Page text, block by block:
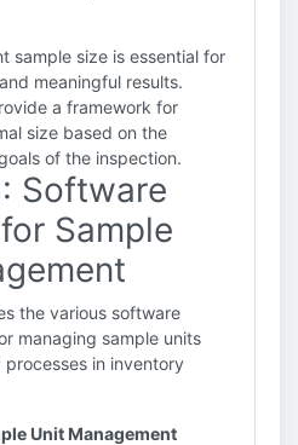
sample size is essential for
meaningful results.
a framework for
size based on the
of the inspection.
Software
Sample
the various software
managing sample units
in inventory
Unit Management